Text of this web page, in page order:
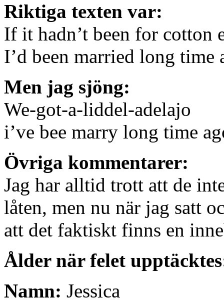
Riktiga texten var:
If it hadn’t been for cotton
I’d been married long time
Men jag sjöng:
We-got-a-liddel-adelajo
i’ve bee marry long time
Övriga kommentarer:
Jag har alltid trott att de
låten, men nu när jag satt
att det faktiskt finns en
Ålder när felet
Namn: Jessica